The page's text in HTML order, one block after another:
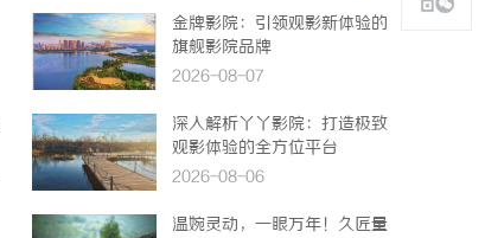
金牌影院：引领观影新体验的
旗舰影院品牌
2026-08-07
深入解析丫丫影院：打造极致
观影体验的全方位平台
2026-08-06
温婉灵动，一眼万年！久匠量